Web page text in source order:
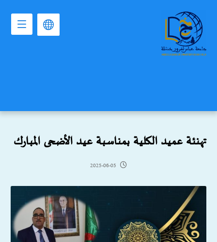
تهنئة عميد الكلية بمناسبة عيد الأضحى المبارك
2025-06-05